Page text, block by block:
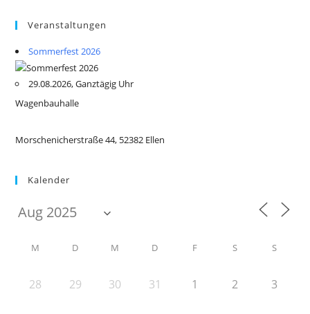
Veranstaltungen
Sommerfest 2026
29.08.2026, Ganztägig Uhr
Wagenbauhalle
Morschenicherstraße 44, 52382 Ellen
Kalender
M D M D F S S
28 29 30 31 1 2 3